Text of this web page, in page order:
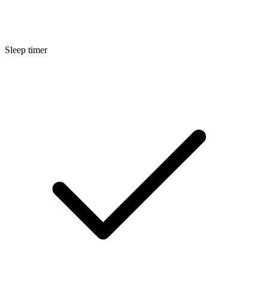
Sleep timer